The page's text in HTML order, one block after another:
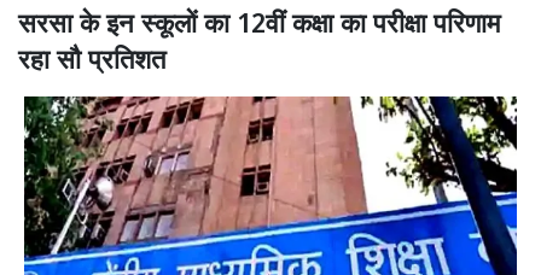
सरसा के इन स्कूलों का 12वीं कक्षा का परीक्षा परिणाम
रहा सौ प्रतिशत